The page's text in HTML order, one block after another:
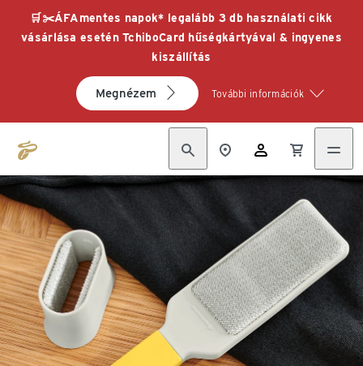
🛒✂️ÁFAmentes napok* legalább 3 db használati cikk
vásárlása esetén TchiboCard hűségkártyával & ingyenes
kiszállítás
Megnézem További információk